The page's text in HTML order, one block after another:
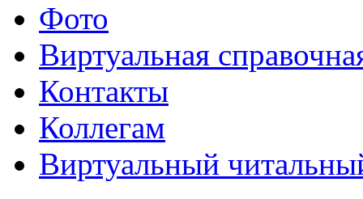
Фото
Виртуальная
Контакты
Коллегам
Виртуальный